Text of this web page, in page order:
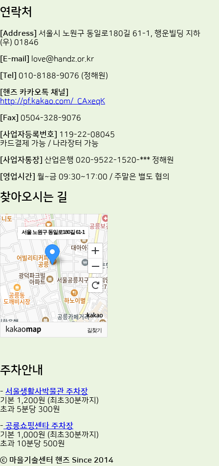
연락처
[Address] 서울시 노원구 동일로180길 61-1, 행운빌딩 지하
(우) 01846
[E-mail] love@handz.or.kr
[Tel] 010-8188-9076 (정해원)
[핸즈 카카오톡 채널]
http://pf.kakao.com/_CAxeqK
[Fax] 0504-328-9076
[사업자등록번호] 119-22-08045
카드결제 가능 / 나라장터 가능
[사업자통장] 산업은행 020-9522-1520-*** 정해원
[영업시간] 월~금 09:30~17:00 / 주말은 별도 협의
찾아오시는 길
서울 노원구 동일로180길 61-1
길찾기
주차안내
- 서울생활사박물관 주차장
기본 1,200원 (최초30분까지)
초과 5분당 300원
- 공릉쇼핑센타 주차장
기본 1,000원 (최초30분까지)
초과 10분당 500원
ⓒ 마을기술센터 핸즈 Since 2014